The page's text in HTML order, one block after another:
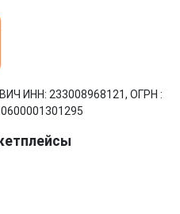
ИНН: 233008968121, ОГРН :